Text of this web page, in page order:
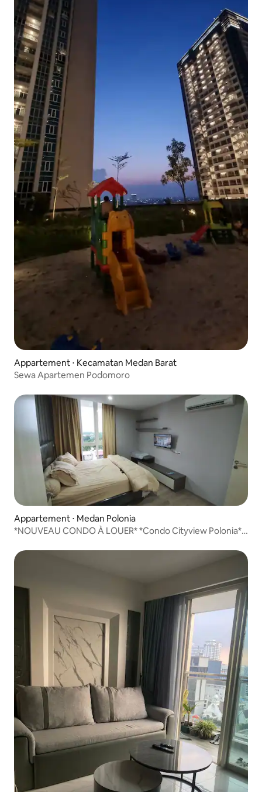
Appartement ⋅ Kecamatan Medan Barat
Sewa Apartemen Podomoro
Appartement ⋅ Medan Polonia
*NOUVEAU CONDO À LOUER* *Condo Cityview Polonia*
Superficie 54m2 Type 2 KM + 1 BR Entièrement meublé. Il
ne vous reste plus qu'à prendre vos valises *Prix de la
électricité